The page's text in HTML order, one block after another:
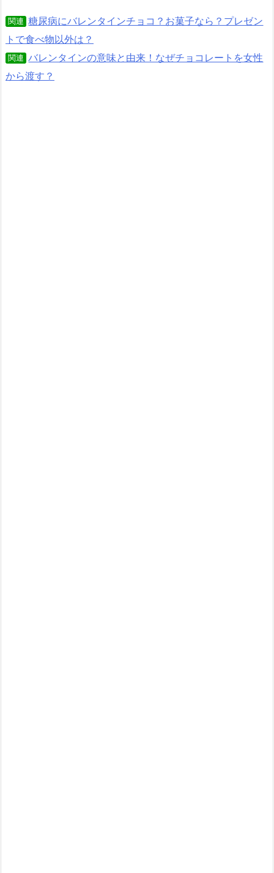
関連 糖尿病にバレンタインチョコ？お菓子なら？プレゼン
トで食べ物以外は？
関連 バレンタインの意味と由来！なぜチョコレートを女性
から渡す？